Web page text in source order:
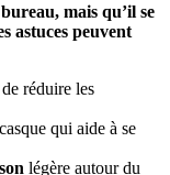
mais qu’il se
astuces peuvent
réduire les
qui aide à se
légère autour du